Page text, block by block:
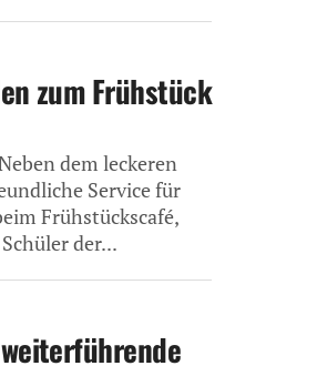
zum Frühstück
dem leckeren
Service für
Frühstückscafé,
der...